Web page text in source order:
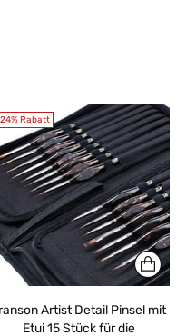
24% Rabatt
Artist Detail Pinsel mit
Etui 15 Stück für die